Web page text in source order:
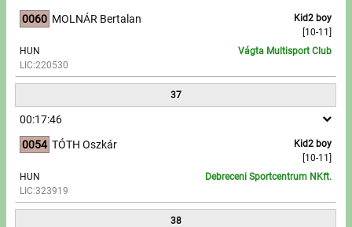
0060
Kid2 boy
[10-11]
MOLNÁR Bertalan
HUN
LIC:220530
Vágta Multisport Club
37
00:17:46
0054
Kid2 boy
[10-11]
TÓTH Oszkár
HUN
LIC:323919
Debreceni Sportcentrum NKft.
38